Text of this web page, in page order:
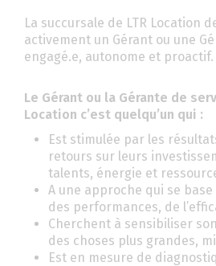
La succursale de LTR Location
activement un Gérant ou une
engagé.e, autonome et proactif.
Le Gérant ou la Gérante de
Location c’est quelqu’un qui :
Est stimulée par les
retours sur leurs
talents, énergie et
A une approche qui se
des performances, de
Cherchent à sensibiliser
des choses plus grandes,
Est en mesure de